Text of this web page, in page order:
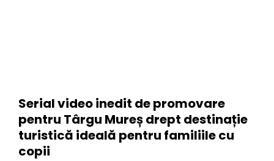
Serial video inedit de promovare
pentru Târgu Mureș drept destinație
turistică ideală pentru familiile cu
copii